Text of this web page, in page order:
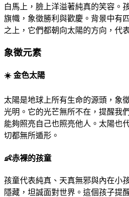
白馬上，臉上洋溢著純真的笑容。
旗幟，象徵勝利與歡慶。背景中有
之上，它們都朝向太陽的方向，代
象徵元素
☀ ️ 金色太陽
太陽是地球上所有生命的源頭，象
光明。它的光芒無所不在，提醒我
能夠照亮自己也照亮他人。太陽
切都無所遁形。
👶赤裸的孩童
孩童代表純真、天真無邪與內在小
隱藏，坦誠面對世界。這個孩子提